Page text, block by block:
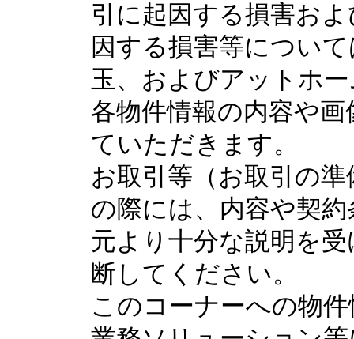
引に起因する損害お
因する損害等につい
玉、およびアットホ
各物件情報の内容や
ていただきます。
お取引等（お取引の
の際には、内容や契
元より十分な説明を
断してください。
このコーナーへの物